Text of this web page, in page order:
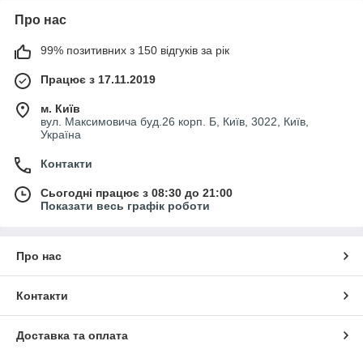
Про нас
99% позитивних з 150 відгуків за рік
Працює з 17.11.2019
м. Київ
вул. Максимовича буд.26 корп. Б, Київ, 3022, Київ,
Україна
Контакти
Сьогодні працює з 08:30 до 21:00
Показати весь графік роботи
Про нас
Контакти
Доставка та оплата